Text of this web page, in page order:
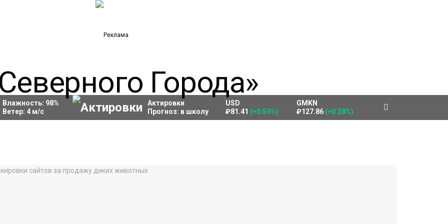
Влажность: 98%
Ветер: 4м/с
Актировки
Прогноз: в школу
USD
₽81.41 (+0.59%)
GMKN
₽127.86 (+0.28%)